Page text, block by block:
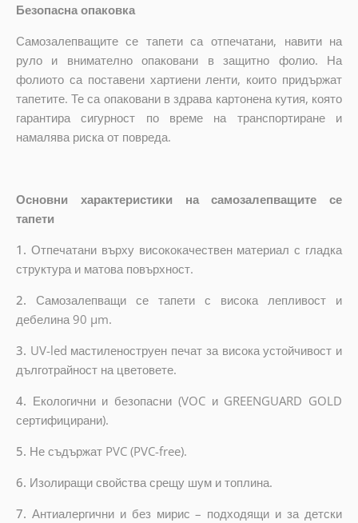
Безопасна опаковка
Самозалепващите се тапети са отпечатани, навити на
руло и внимателно опаковани в защитно фолио. На
фолиото са поставени хартиени ленти, които придържат
тапетите. Те са опаковани в здрава картонена кутия, която
гарантира сигурност по време на транспортиране и
намалява риска от повреда.
Основни характеристики на самозалепващите се
тапети
1. Отпечатани върху висококачествен материал с гладка
структура и матова повърхност.
2. Самозалепващи се тапети с висока лепливост и
дебелина 90 µm.
3. UV-led мастиленоструен печат за висока устойчивост и
дълготрайност на цветовете.
4. Екологични и безопасни (VOC и GREENGUARD GOLD
сертифицирани).
5. Не съдържат PVC (PVC-free).
6. Изолиращи свойства срещу шум и топлина.
7. Антиалергични и без мирис – подходящи и за детски